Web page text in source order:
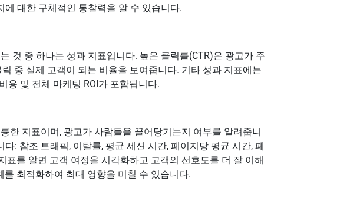
대한 구체적인 통찰력을 알 수 있습니다.
것 중 하나는 성과 지표입니다. 높은 클릭률(CTR)은 광고가 주
중 실제 고객이 되는 비율을 보여줍니다. 기타 성과 지표에는
용 및 전체 마케팅 ROI가 포함됩니다.
한 지표이며, 광고가 사람들을 끌어당기는지 여부를 알려줍니
: 참조 트래픽, 이탈률, 평균 세션 시간, 페이지당 평균 시간, 페
표를 알면 고객 여정을 시각화하고 고객의 선호도를 더 잘 이해
최적화하여 최대 영향을 미칠 수 있습니다.